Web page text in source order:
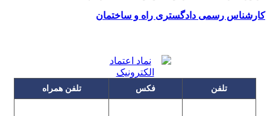
کارشناس رسمی دادگستری راه و ساختمان
تلفن فکس تلفن همراه